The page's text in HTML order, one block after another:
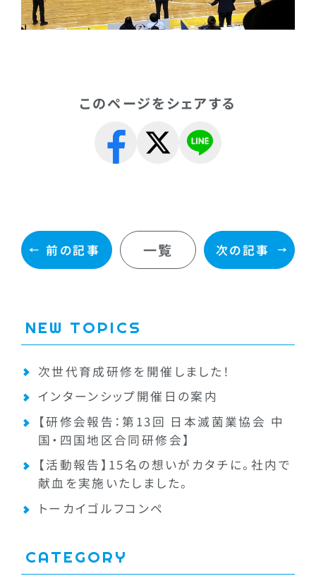
このページをシェアする
前の記事 一覧 次の記事
NEW TOPICS
次世代育成研修を開催しました！
インターンシップ開催日の案内
【研修会報告：第13回 日本滅菌業協会 中
国・四国地区合同研修会】
【活動報告】15名の想いがカタチに。社内で
献血を実施いたしました。
トーカイゴルフコンペ
CATEGORY